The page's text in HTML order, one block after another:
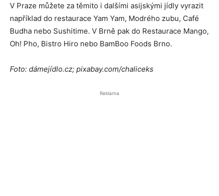
V Praze můžete za těmito i dalšími asijskými jídly vyrazit
například do restaurace Yam Yam, Modrého zubu, Café
Budha nebo Sushitime. V Brně pak do Restaurace Mango,
Oh! Pho, Bistro Hiro nebo BamBoo Foods Brno.
Foto: dámejídlo.cz; pixabay.com/chaliceks
Reklama